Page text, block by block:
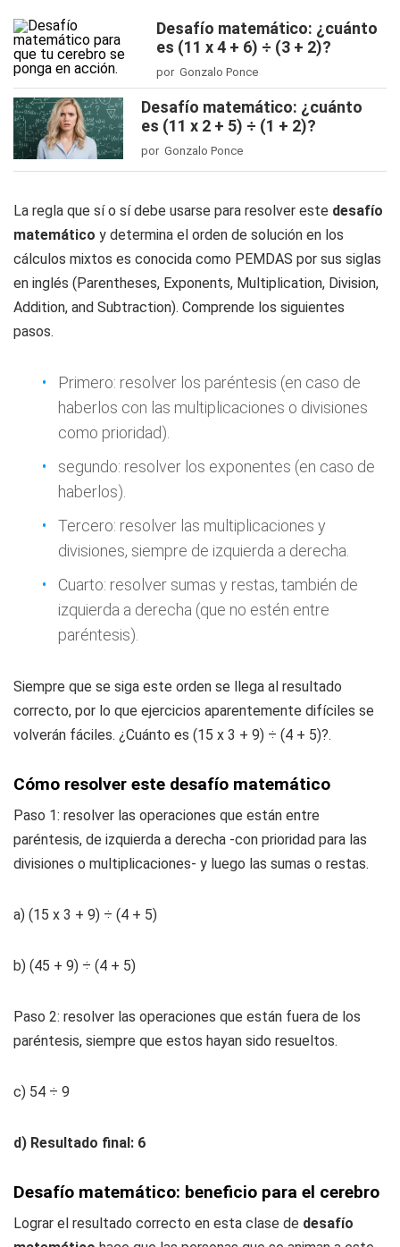
Desafío matemático: ¿cuánto
es (11 x 4 + 6) ÷ (3 + 2)?
por Gonzalo Ponce
Desafío matemático: ¿cuánto
es (11 x 2 + 5) ÷ (1 + 2)?
por Gonzalo Ponce
La regla que sí o sí debe usarse para resolver este desafío
matemático y determina el orden de solución en los
cálculos mixtos es conocida como PEMDAS por sus siglas
en inglés (Parentheses, Exponents, Multiplication, Division,
Addition, and Subtraction). Comprende los siguientes
pasos.
Primero: resolver los paréntesis (en caso de
haberlos con las multiplicaciones o divisiones
como prioridad).
segundo: resolver los exponentes (en caso de
haberlos).
Tercero: resolver las multiplicaciones y
divisiones, siempre de izquierda a derecha.
Cuarto: resolver sumas y restas, también de
izquierda a derecha (que no estén entre
paréntesis).
Siempre que se siga este orden se llega al resultado
correcto, por lo que ejercicios aparentemente difíciles se
volverán fáciles. ¿Cuánto es (15 x 3 + 9) ÷ (4 + 5)?.
Cómo resolver este desafío matemático
Paso 1: resolver las operaciones que están entre
paréntesis, de izquierda a derecha -con prioridad para las
divisiones o multiplicaciones- y luego las sumas o restas.
a) (15 x 3 + 9) ÷ (4 + 5)
b) (45 + 9) ÷ (4 + 5)
Paso 2: resolver las operaciones que están fuera de los
paréntesis, siempre que estos hayan sido resueltos.
c) 54 ÷ 9
d) Resultado final: 6
Desafío matemático: beneficio para el cerebro
Lograr el resultado correcto en esta clase de desafío